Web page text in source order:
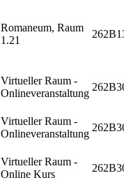
Romaneum, Raum
1.21
Virtueller Raum -
Onlineveranstaltung
Virtueller Raum -
Onlineveranstaltung
Virtueller Raum -
Online Kurs